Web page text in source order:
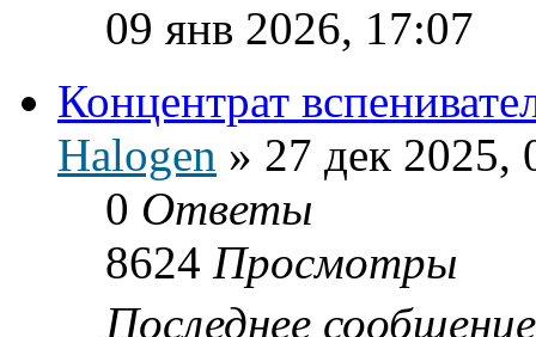
09 янв 2026, 17:07
Концентрат
Halogen » 27 дек 2025,
0 Ответы
8624 Просмотры
Последнее